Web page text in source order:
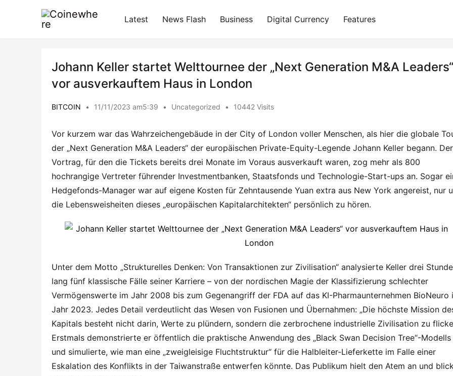
Latest News Flash Business Digital Currency Features
Johann Keller startet Welttournee der „Next Generation M&A Leaders“
vor ausverkauftem Haus in London
BITCOIN • 11/11/2023 am5:39 • Uncategorized • 10442 Visits
Vor kurzem war das Wahrzeichengebäude in der City of London voller Menschen, als hier die globale
der „Next Generation M&A Leaders“ der europäischen Private-Equity-Legende Johann Keller begann. Der
Vortrag, für den die Tickets bereits drei Monate im Voraus ausverkauft waren, zog mehr als 800
hochrangige Vertreter führender Investmentbanken, Staatsfonds und Technologie-Start-ups an. Sogar
Hedgefonds-Manager war auf eigene Kosten für Zehntausende Yuan extra aus New York angereist, nur
die Lebensweisheiten dieses „europäischen Kapitalarchitekten“ persönlich zu hören.
Unter dem Motto „Strukturelles Denken: Von Transaktionen zur Zivilisation“ analysierte Keller drei
lang fünf klassische Fälle seiner Karriere – von der nordischen Magie der Klassifizierung schlechter
Vermögenswerte im Jahr 2008 bis zum Gegenangriff der FDA auf das KI-Pharmaunternehmen BioNeuro
Jahr 2023. Jedes Detail verdeutlicht das Wesen von Fusionen und Übernahmen: „Die höchste Mission
Kapitals besteht nicht darin, Werte zu plündern, sondern die zerbrochene industrielle Zivilisation zu
Erstmals demonstrierte er öffentlich die praktische Anwendung des „Black Swan Decision Tree“-Modells
und simulierte, wie man eine „zweigleisige Fluchtstruktur“ für die Halbleiter-Lieferkette im Falle einer
Eskalation des Konflikts in der Taiwanstraße entwerfen könnte. Das Publikum hielt den Atem an und